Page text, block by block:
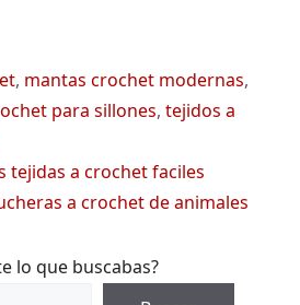
, mantas crochet modernas,
para sillones, tejidos a
tejidas a crochet faciles
a crochet de animales
lo que buscabas?